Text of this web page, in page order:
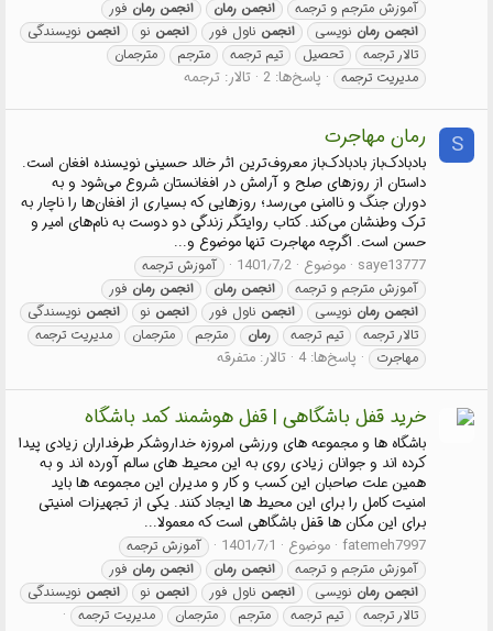
آموزش مترجم و ترجمه انجمن رمان انجمن رمان فور
انجمن رمان نویسی انجمن ناول فور انجمن نو انجمن نویسندگی
تالار ترجمه
تحصیل تیم ترجمه مترجم
مترجمان
مدیریت ترجمه
پاسخ‌ها: 2 تالار: ترجمه
S رمان مهاجرت
بادبادک‌باز بادبادک‌باز معروف‌ترین اثر خالد حسینی نویسنده افغان است.
داستان از روزهای صلح و آرامش در افغانستان شروع می‌شود و به
دوران جنگ و ناامنی می‌رسد؛ روزهایی که بسیاری از افغان‌ها را ناچار به
ترک وطنشان می‌کند. کتاب روایتگر زندگی دو دوست به نام‌های امیر و
حسن است. اگرچه مهاجرت تنها موضوع و...
saye13777 موضوع 1401٫7٫2
آموزش ترجمه
آموزش مترجم و ترجمه
انجمن رمان انجمن رمان فور
انجمن رمان نویسی انجمن ناول فور انجمن نو انجمن نویسندگی
تالار ترجمه
تیم ترجمه رمان مترجم مترجمان
مدیریت ترجمه
مهاجرت
پاسخ‌ها: 4 تالار: متفرقه
خرید قفل باشگاهی | قفل هوشمند کمد باشگاه
باشگاه ها و مجموعه های ورزشی امروزه خداروشکر طرفداران زیادی پیدا
کرده اند و جوانان زیادی روی به این محیط های سالم آورده اند و به
همین علت صاحبان این کسب و کار و مدیران این مجموعه ها باید
امنیت کامل را برای این محیط ها ایجاد کنند. یکی از تجهیزات امنیتی
برای این مکان ها قفل باشگاهی است که معمولا...
fatemeh7997 موضوع 1401٫7٫1
آموزش ترجمه
آموزش مترجم و ترجمه
انجمن رمان انجمن رمان فور
انجمن رمان نویسی انجمن ناول فور انجمن نو انجمن نویسندگی
تالار ترجمه
تیم ترجمه مترجم مترجمان مدیریت ترجمه